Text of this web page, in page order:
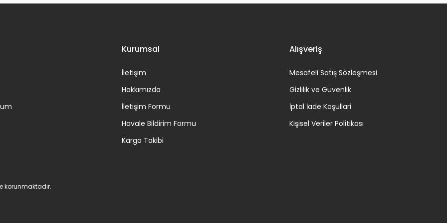
Kurumsal
İletişim
Hakkımızda
İletişim Formu
Havale Bildirim Formu
Kargo Takibi
Alışveriş
Mesafeli Satış Sözleşmesi
Gizlilik ve Güvenlik
İptal İade Koşullari
Kişisel Veriler Politikası
korunmaktadır.